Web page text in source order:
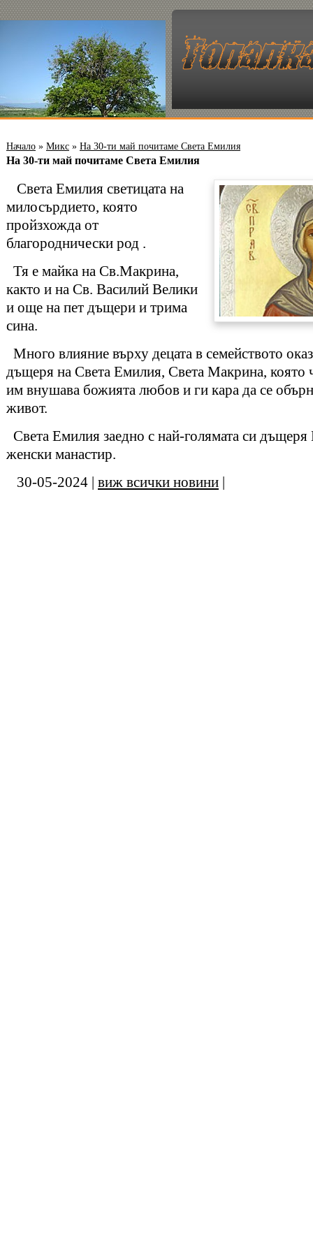
Начало » Микс » На 30-ти май почитаме Света Емилия
На 30-ти май почитаме Света Емилия
Света Емилия светицата на
милосърдието, която
пройзхожда от
благороднически род .
Тя е майка на Св.Макрина,
както и на Св. Василий Велики
и още на пет дъщери и трима
сина.
Много влияние върху децата в семейството
дъщеря на Света Емилия, Света Макрина, която
им внушава божията любов и ги кара да се
живот.
Света Емилия заедно с най-голямата си
женски манастир.
30-05-2024 | виж всички новини |